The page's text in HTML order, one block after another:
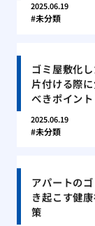
2025.06.19
未分類
ゴミ屋敷化
片付ける際
べきポイント
2025.06.19
未分類
アパートの
き起こす健
策